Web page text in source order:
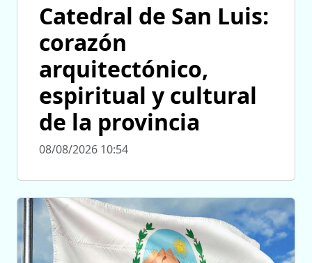
Catedral de San Luis:
corazón
arquitectónico,
espiritual y cultural
de la provincia
08/08/2026 10:54